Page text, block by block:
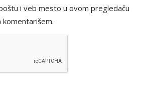
i veb mesto u ovom pregledaču
komentarišem.